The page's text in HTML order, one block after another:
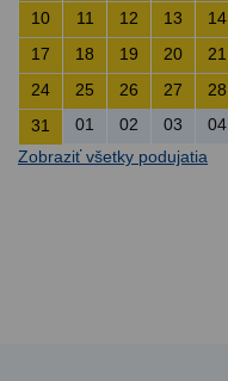
10
11 12 13 14
17
18 19 20 21
24
25 26 27 28
31
01 02 03 04
Zobraziť všetky podujatia